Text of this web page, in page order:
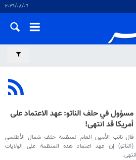
٠٦‏/٠٨‏/٢٠٢٦
مسؤول في حلف الناتو: عهد الاعتماد على
أمريكا قد انتهى!
قال نائب الأمين العام لمنظمة حلف شمال الأطلسي
(الناتو) إن عهد اعتماد هذه المنظمة على الولايات